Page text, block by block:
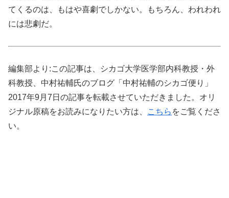
てくるのは、もはや喜劇でしかない。もちろん、われわれ
には悲劇だ。
編集部より:この記事は、シカゴ大学医学部内科教授・外
科教授、中村祐輔氏のブログ「中村祐輔のシカゴ便り」
2017年9月7日の記事を転載させていただきました。オリ
ジナル原稿をお読みになりたい方は、
こちら をご覧くださ
い。